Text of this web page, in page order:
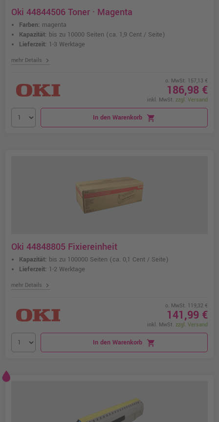
Oki 44844506 Toner · Magenta
Farben: magenta
Kapazität: bis zu 10000 Seiten (ca. 1,9 Cent / Seite)
Lieferzeit: 1-3 Werktage
mehr Details chevron_right
o. MwSt. 157,13 €
186,98 €
inkl. MwSt. zzgl. Versand
In den Warenkorb shopping_cart
Oki 44848805 Fixiereinheit
Kapazität: bis zu 100000 Seiten (ca. 0,1 Cent / Seite)
Lieferzeit: 1-2 Werktage
mehr Details chevron_right
o. MwSt. 119,32 €
141,99 €
inkl. MwSt. zzgl. Versand
In den Warenkorb shopping_cart